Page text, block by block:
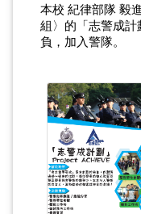
本校 紀律部隊 毅
組〉的「志警成
負，加入警隊。